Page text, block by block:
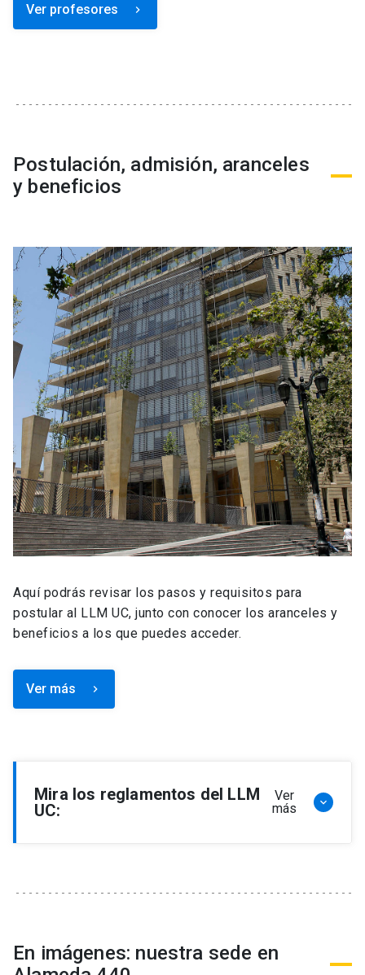
Ver profesores keyboard_arrow_right
Postulación, admisión, aranceles
y beneficios
Aquí podrás revisar los pasos y requisitos para
postular al LLM UC, junto con conocer los aranceles y
beneficios a los que puedes acceder.
Ver más keyboard_arrow_right
Mira los reglamentos del LLM
UC:
Ver
más
keyboard_arrow_down
Reglamento de Becas y Descuentos Programa
de Magíster en Derecho, LLM
En imágenes: nuestra sede en